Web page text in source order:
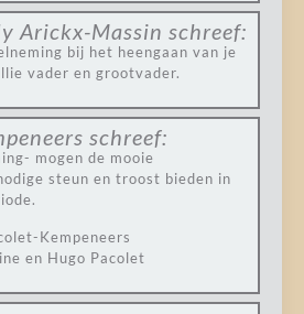
Arickx-Massin schreef:
bij het heengaan van je
vader en grootvader.
schreef:
mogen de mooie
steun en troost bieden in
Kempeneers
en Hugo Pacolet